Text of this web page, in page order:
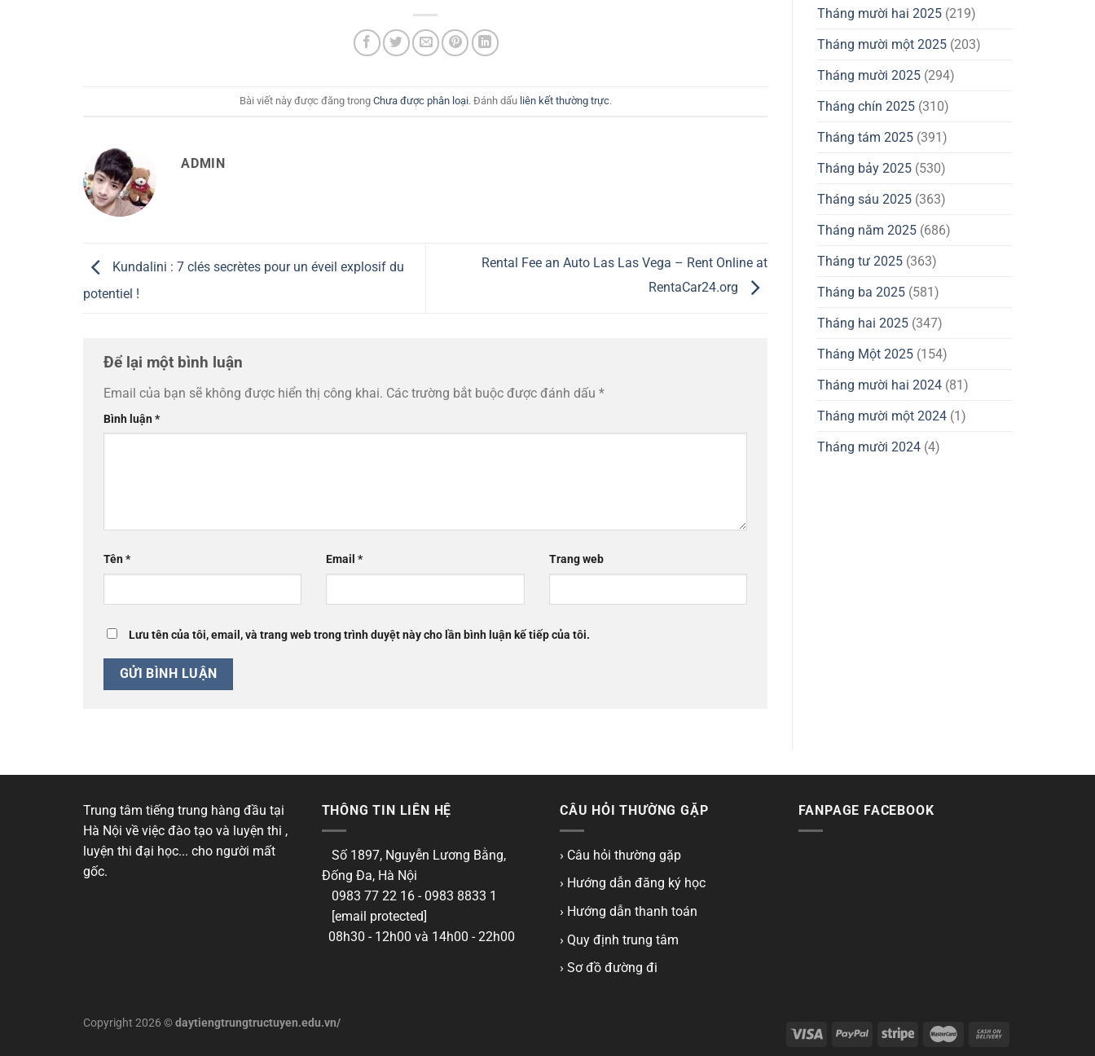
Bài viết này được đăng trong Chưa được phân loại. Đánh dấu liên kết thường trực.
ADMIN
Kundalini : 7 clés secrètes pour un éveil explosif du
potentiel !
Rental Fee an Auto Las Las Vega – Rent Online at
RentaCar24.org
Để lại một bình luận
Email của bạn sẽ không được hiển thị công khai. Các trường bắt buộc được đánh dấu *
Bình luận*
Tên* Email* Trang web
Lưu tên của tôi, email, và trang web trong trình duyệt này cho lần bình luận kế tiếp của tôi.
Tháng mười hai 2025 (219)
Tháng mười một 2025 (203)
Tháng mười 2025 (294)
Tháng chín 2025 (310)
Tháng tám 2025 (391)
Tháng bảy 2025 (530)
Tháng sáu 2025 (363)
Tháng năm 2025 (686)
Tháng tư 2025 (363)
Tháng ba 2025 (581)
Tháng hai 2025 (347)
Tháng Một 2025 (154)
Tháng mười hai 2024 (81)
Tháng mười một 2024 (1)
Tháng mười 2024 (4)
Trung tâm tiếng trung hàng đầu tại
Hà Nội về việc đào tạo và luyện thi ,
luyện thi đại học... cho người mất
gốc.
THÔNG TIN LIÊN HỆ
Số 1897, Nguyễn Lương Bằng,
Đống Đa, Hà Nội
0983 77 22 16 - 0983 8833 1
[email protected]
08h30 - 12h00 và 14h00 - 22h00
CÂU HỎI THƯỜNG GẶP
› Câu hỏi thường gặp
› Hướng dẫn đăng ký học
› Hướng dẫn thanh toán
› Quy định trung tâm
› Sơ đồ đường đi
FANPAGE FACEBOOK
Copyright 2026 ©daytiengtrungtructuyen.edu.vn/